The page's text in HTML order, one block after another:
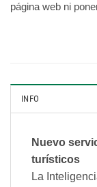
página web ni
INFO
Nuevo
turísticos
La